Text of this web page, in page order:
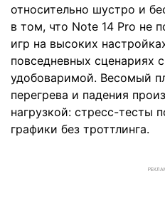
относительно шустро и
в том, что Note 14 Pro не
игр на высоких
повседневных сценариях
удобоваримой. Весомый
перегрева и падения
нагрузкой: стресс-тесты
графики без троттлинга.